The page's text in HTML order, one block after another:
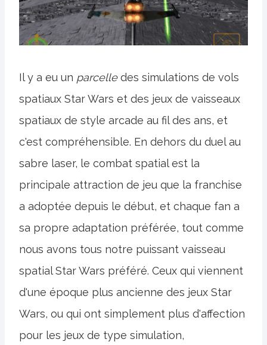
Il y a eu un parcelledes simulations de vols
spatiaux Star Wars et des jeux de vaisseaux
spatiaux de style arcade au fil des ans, et
c'est compréhensible. En dehors du duel au
sabre laser, le combat spatial est la
principale attraction de jeu que la franchise
a adoptée depuis le début, et chaque fan a
sa propre adaptation préférée, tout comme
nous avons tous notre puissant vaisseau
spatial Star Wars préféré. Ceux qui viennent
d'une époque plus ancienne des jeux Star
Wars, ou qui ont simplement plus d'affection
pour les jeux de type simulation,